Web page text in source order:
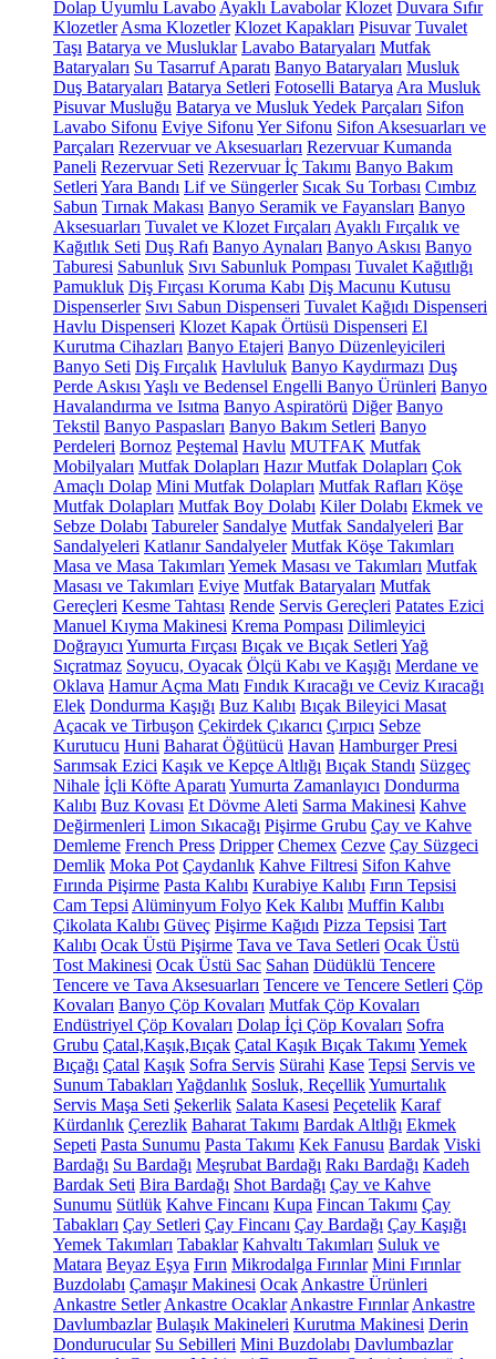
Dolap Uyumlu Lavabo Ayaklı Lavabolar Klozet Duvara Sıfır
Klozetler Asma Klozetler Klozet Kapakları Pisuvar Tuvalet
Taşı Batarya ve Musluklar Lavabo Bataryaları Mutfak
Bataryaları Su Tasarruf Aparatı Banyo Bataryaları Musluk
Duş Bataryaları Batarya Setleri Fotoselli Batarya Ara Musluk
Pisuvar Musluğu Batarya ve Musluk Yedek Parçaları Sifon
Lavabo Sifonu Eviye Sifonu Yer Sifonu Sifon Aksesuarları ve
Parçaları Rezervuar ve Aksesuarları Rezervuar Kumanda
Paneli Rezervuar Seti Rezervuar İç Takımı Banyo Bakım
Setleri Yara Bandı Lif ve Süngerler Sıcak Su Torbası Cımbız
Sabun Tırnak Makası Banyo Seramik ve Fayansları Banyo
Aksesuarları Tuvalet ve Klozet Fırçaları Ayaklı Fırçalık ve
Kağıtlık Seti Duş Rafı Banyo Aynaları Banyo Askısı Banyo
Taburesi Sabunluk Sıvı Sabunluk Pompası Tuvalet Kağıtlığı
Pamukluk Diş Fırçası Koruma Kabı Diş Macunu Kutusu
Dispenserler Sıvı Sabun Dispenseri Tuvalet Kağıdı Dispenseri
Havlu Dispenseri Klozet Kapak Örtüsü Dispenseri El
Kurutma Cihazları Banyo Etajeri Banyo Düzenleyicileri
Banyo Seti Diş Fırçalık Havluluk Banyo Kaydırmazı Duş
Perde Askısı Yaşlı ve Bedensel Engelli Banyo Ürünleri Banyo
Havalandırma ve Isıtma Banyo Aspiratörü Diğer Banyo
Tekstil Banyo Paspasları Banyo Bakım Setleri Banyo
Perdeleri Bornoz Peştemal Havlu MUTFAK Mutfak
Mobilyaları Mutfak Dolapları Hazır Mutfak Dolapları Çok
Amaçlı Dolap Mini Mutfak Dolapları Mutfak Rafları Köşe
Mutfak Dolapları Mutfak Boy Dolabı Kiler Dolabı Ekmek ve
Sebze Dolabı Tabureler Sandalye Mutfak Sandalyeleri Bar
Sandalyeleri Katlanır Sandalyeler Mutfak Köşe Takımları
Masa ve Masa Takımları Yemek Masası ve Takımları Mutfak
Masası ve Takımları Eviye Mutfak Bataryaları Mutfak
Gereçleri Kesme Tahtası Rende Servis Gereçleri Patates Ezici
Manuel Kıyma Makinesi Krema Pompası Dilimleyici
Doğrayıcı Yumurta Fırçası Bıçak ve Bıçak Setleri Yağ
Sıçratmaz Soyucu, Oyacak Ölçü Kabı ve Kaşığı Merdane ve
Oklava Hamur Açma Matı Fındık Kıracağı ve Ceviz Kıracağı
Elek Dondurma Kaşığı Buz Kalıbı Bıçak Bileyici Masat
Açacak ve Tirbuşon Çekirdek Çıkarıcı Çırpıcı Sebze
Kurutucu Huni Baharat Öğütücü Havan Hamburger Presi
Sarımsak Ezici Kaşık ve Kepçe Altlığı Bıçak Standı Süzgeç
Nihale İçli Köfte Aparatı Yumurta Zamanlayıcı Dondurma
Kalıbı Buz Kovası Et Dövme Aleti Sarma Makinesi Kahve
Değirmenleri Limon Sıkacağı Pişirme Grubu Çay ve Kahve
Demleme French Press Dripper Chemex Cezve Çay Süzgeci
Demlik Moka Pot Çaydanlık Kahve Filtresi Sifon Kahve
Fırında Pişirme Pasta Kalıbı Kurabiye Kalıbı Fırın Tepsisi
Cam Tepsi Alüminyum Folyo Kek Kalıbı Muffin Kalıbı
Çikolata Kalıbı Güveç Pişirme Kağıdı Pizza Tepsisi Tart
Kalıbı Ocak Üstü Pişirme Tava ve Tava Setleri Ocak Üstü
Tost Makinesi Ocak Üstü Sac Sahan Düdüklü Tencere
Tencere ve Tava Aksesuarları Tencere ve Tencere Setleri Çöp
Kovaları Banyo Çöp Kovaları Mutfak Çöp Kovaları
Endüstriyel Çöp Kovaları Dolap İçi Çöp Kovaları Sofra
Grubu Çatal,Kaşık,Bıçak Çatal Kaşık Bıçak Takımı Yemek
Bıçağı Çatal Kaşık Sofra Servis Sürahi Kase Tepsi Servis ve
Sunum Tabakları Yağdanlık Sosluk, ReçellikYumurtalık
Servis Maşa Seti Şekerlik Salata Kasesi Peçetelik Karaf
Kürdanlık Çerezlik Baharat Takımı Bardak Altlığı Ekmek
Sepeti Pasta Sunumu Pasta Takımı Kek Fanusu Bardak Viski
Bardağı Su Bardağı Meşrubat Bardağı Rakı Bardağı Kadeh
Bardak Seti Bira Bardağı Shot Bardağı Çay ve Kahve
Sunumu Sütlük Kahve Fincanı Kupa Fincan Takımı Çay
Tabakları Çay Setleri Çay Fincanı Çay Bardağı Çay Kaşığı
Yemek Takımları Tabaklar Kahvaltı Takımları Suluk ve
Matara Beyaz Eşya Fırın Mikrodalga Fırınlar Mini Fırınlar
Buzdolabı Çamaşır Makinesi Ocak Ankastre Ürünleri
Ankastre Setler Ankastre Ocaklar Ankastre Fırınlar Ankastre
Davlumbazlar Bulaşık Makineleri Kurutma Makinesi Derin
Dondurucular Su Sebilleri Mini Buzdolabı Davlumbazlar